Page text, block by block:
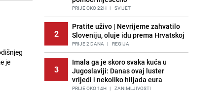
je
PRIJE OKO 22H | SVIJET
2
Pratite uživo | Nevrijeme zahvatilo
Sloveniju, oluje idu prema Hrvatskoj
PRIJE 2 DANA | REGIJA
3
Imala ga je skoro svaka kuća u
Jugoslaviji: Danas ovaj luster
vrijedi i nekoliko hiljada eura
PRIJE OKO 14H | ZANIMLJIVOSTI